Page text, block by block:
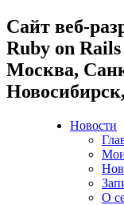
Cайт веб-
Ruby on
Москва,
Новости
О